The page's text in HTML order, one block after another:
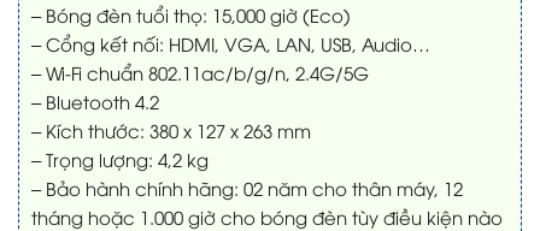
– Bóng đèn tuổi thọ: 15,000 giờ (Eco)
– Cổng kết nối: HDMI, VGA, LAN, USB, Audio…
– Wi-Fi chuẩn 802.11ac/b/g/n, 2.4G/5G
– Bluetooth 4.2
– Kích thước: 380 x 127 x 263 mm
– Trọng lượng: 4,2 kg
– Bảo hành chính hãng: 02 năm cho thân máy, 12
tháng hoặc 1.000 giờ cho bóng đèn tùy điều kiện nào